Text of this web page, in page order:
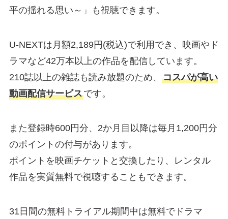
平の揺れる思い～」も視聴できます。
U-NEXTは月額2,189円(税込)で利用でき、映画やド
ラマなど42万本以上の作品を配信しています。
210誌以上の雑誌も読み放題のため、 コスパが高い
動画配信サービスです。
また登録時600円分、2か月目以降は毎月1,200円分
のポイントの付与があります。
ポイントを映画チケットと交換したり、レンタル
作品を実質無料で視聴することもできます。
31日間の無料トライアル期間中は無料でドラマ